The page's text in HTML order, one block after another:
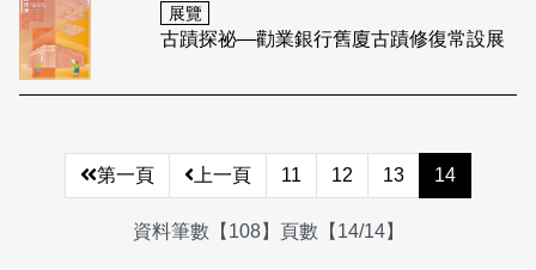
展覽
古蹟探祕—勸業銀行舊廈古蹟修復常設展
第一頁 上一頁 11 12 13 14
資料筆數【108】頁數【14/14】